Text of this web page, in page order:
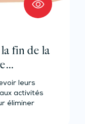
fin de la
leurs
activités
éliminer